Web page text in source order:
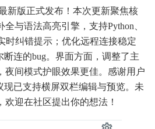
新版正式发布！本次更新聚焦核
与语法高亮引擎，支持Python、
时纠错提示；优化远程连接稳定
断连的bug。界面方面，调整了主
夜间模式护眼效果更佳。感谢用户
现已支持横屏双栏编辑与预览。未
迎在社区提出你的想法！